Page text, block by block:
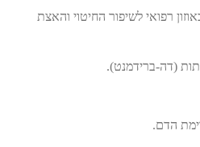
רפואי לשיפור החיטוי והאצת
(דה-ברידמנט)
.
הדם.